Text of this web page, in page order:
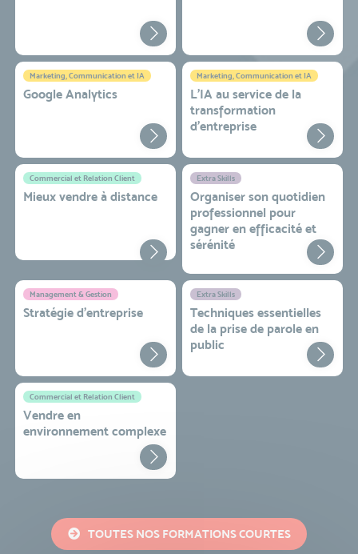
Marketing, Communication et IA
Google Analytics
Marketing, Communication et IA
L'IA au service de la
transformation
d'entreprise
Commercial et Relation Client
Mieux vendre à distance
Extra Skills
Organiser son quotidien
professionnel pour
gagner en efficacité et
sérénité
Management & Gestion
Stratégie d’entreprise
Extra Skills
Techniques essentielles
de la prise de parole en
public
Commercial et Relation Client
Vendre en
environnement complexe
TOUTES NOS FORMATIONS COURTES